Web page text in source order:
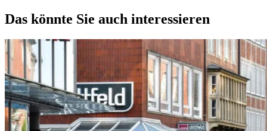
Das könnte Sie auch interessieren